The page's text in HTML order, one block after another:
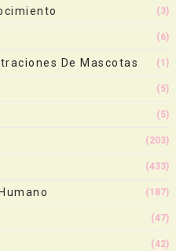
(3)
(6)
De Mascotas (1)
(5)
(5)
(203)
(433)
(187)
(47)
(42)